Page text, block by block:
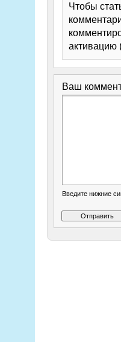
Чтобы
активацию
Ваш
Введите нижние